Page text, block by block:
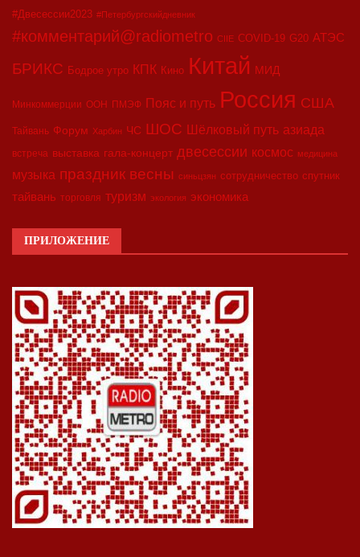
#Двесессии2023 #Петербургскийдневник
#комментарий@radiometro CIIE COVID-19 G20 АТЭС
БРИКС Бодрое утро КПК Кино Китай МИД
Минкоммерции ООН ПМЭФ Пояс и путь Россия США
Тайвань Форум Харбин ЧС ШОС Шёлковый путь азиада
встреча выставка гала-концерт двесессии космос медицина
музыка праздник весны синьцзян сотрудничество спутник
тайвань торговля туризм экология экономика
ПРИЛОЖЕНИЕ